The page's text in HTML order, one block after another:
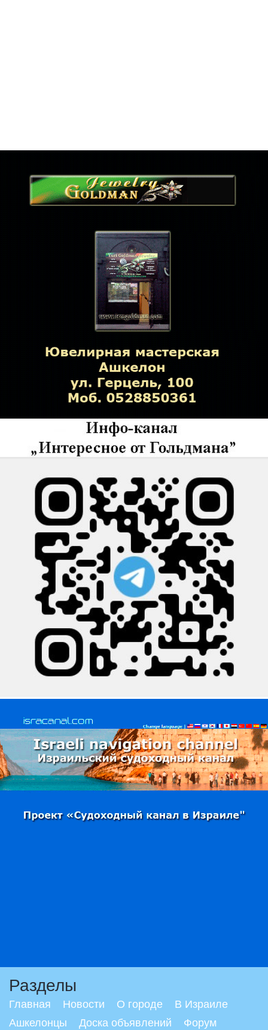
Разделы
Главная Новости О городе
В Израиле
Ашкелонцы
Доска объявлений Форум